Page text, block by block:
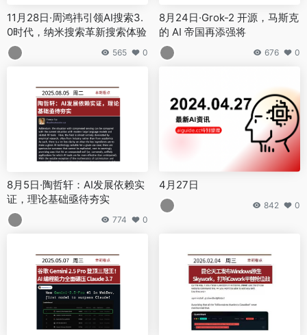
11月28日·周鸿祎引领AI搜索3.
0时代，纳米搜索革新搜索体验
565 0
8月24日·Grok-2 开源，马斯克
的 AI 帝国再添强将
676 0
8月5日·陶哲轩：AI发展依赖实
证，理论基础亟待夯实
774 0
4月27日
842 0